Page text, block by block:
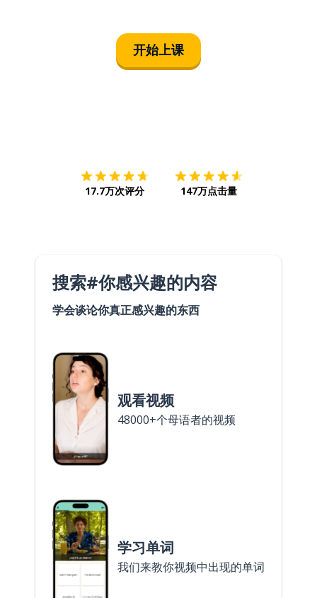
开始上课
17.7万次评分 147万点击量
搜索#你感兴趣的内容
学会谈论你真正感兴趣的东西
观看视频
48000+个母语者的视频
学习单词
我们来教你视频中出现的单词